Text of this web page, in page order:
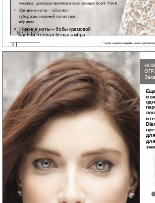
жасмина, цветущая бриллиантовая орхидея Scent Trek®.
• Средние ноты – абсолют
туберозы, нежный гелиотроп,
абрикос.
• Нижние ноты – бобы кремовой
ванили, теплая белая амбра.
* Здесь и далее в издании указаны
2
и
и